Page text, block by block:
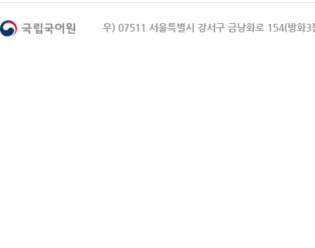
우) 07511 서울특별시 강서구 금낭화로 154(방화3